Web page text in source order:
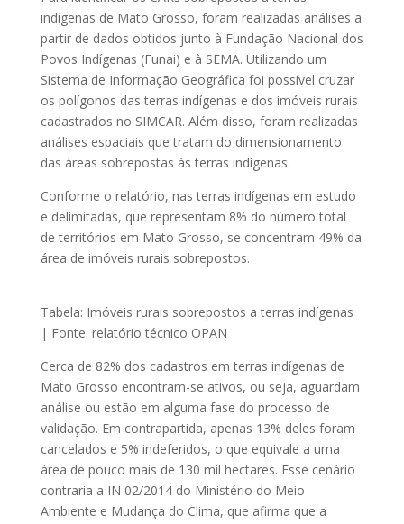
indígenas de Mato Grosso, foram realizadas análises a
partir de dados obtidos junto à Fundação Nacional dos
Povos Indígenas (Funai) e à SEMA. Utilizando um
Sistema de Informação Geográfica foi possível cruzar
os polígonos das terras indígenas e dos imóveis rurais
cadastrados no SIMCAR. Além disso, foram realizadas
análises espaciais que tratam do dimensionamento
das áreas sobrepostas às terras indígenas.
Conforme o relatório, nas terras indígenas em estudo
e delimitadas, que representam 8% do número total
de territórios em Mato Grosso, se concentram 49% da
área de imóveis rurais sobrepostos.
Tabela: Imóveis rurais sobrepostos a terras indígenas
| Fonte: relatório técnico OPAN
Cerca de 82% dos cadastros em terras indígenas de
Mato Grosso encontram-se ativos, ou seja, aguardam
análise ou estão em alguma fase do processo de
validação. Em contrapartida, apenas 13% deles foram
cancelados e 5% indeferidos, o que equivale a uma
área de pouco mais de 130 mil hectares. Esse cenário
contraria a IN 02/2014 do Ministério do Meio
Ambiente e Mudança do Clima, que afirma que a